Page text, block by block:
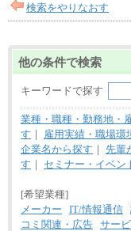
検索をやりなおす
他の条件で検索
キーワードで探す
業種・職種・勤務地・
す ｜
雇用実績・職場環
企業名から探す ｜ 先輩
す ｜ セミナー・イベン
[希望業種]
メーカー
IT/情報通信
コミ関連・広告 サー